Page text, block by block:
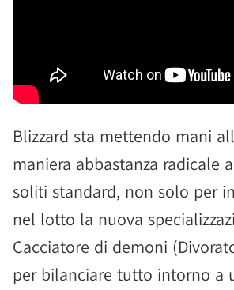
Blizzard sta mettendo mani
maniera abbastanza radicale
soliti standard, non solo per
nel lotto la nuova
Cacciatore di demoni
per bilanciare tutto intorno a